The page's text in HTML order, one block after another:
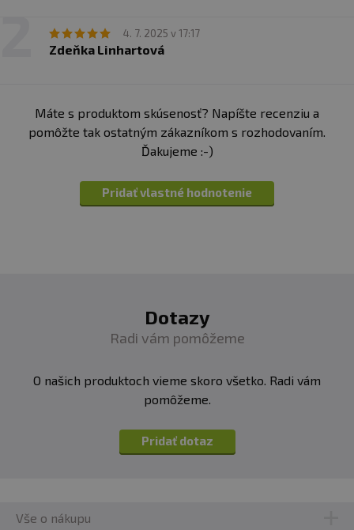
4. 7. 2025 v 17:17
Zdeňka Linhartová
Máte s produktom skúsenosť? Napíšte recenziu a
pomôžte tak ostatným zákazníkom s rozhodovaním.
Ďakujeme :-)
Pridať vlastné hodnotenie
Dotazy
Radi vám pomôžeme
O našich produktoch vieme skoro všetko. Radi vám
pomôžeme.
Pridať dotaz
Vše o nákupu